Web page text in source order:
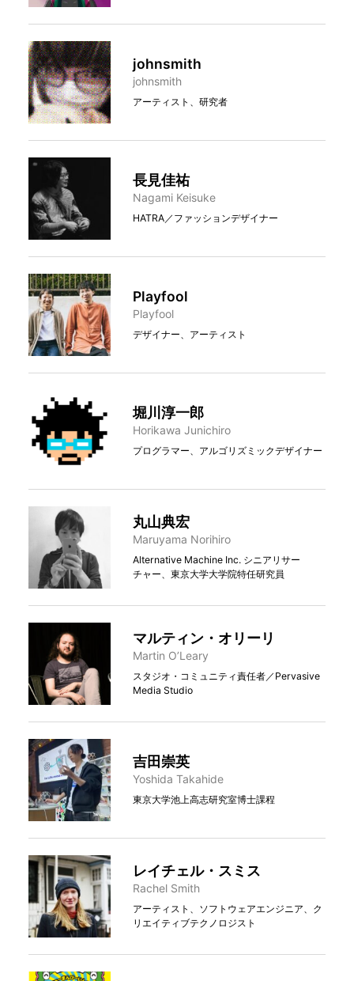
johnsmith
johnsmith
アーティスト、研究者
長見佳祐
Nagami Keisuke
HATRA／ファッションデザイナー
Playfool
Playfool
デザイナー、アーティスト
堀川淳⼀郎
Horikawa Junichiro
プログラマー、アルゴリズミックデザイナー
丸⼭典宏
Maruyama Norihiro
Alternative Machine Inc. シニアリサー
チャー、東京大学大学院特任研究員
マルティン・オリーリ
Martin O’Leary
スタジオ・コミュニティ責任者／Pervasive
Media Studio
吉田崇英
Yoshida Takahide
東京大学池上高志研究室博士課程
レイチェル・スミス
Rachel Smith
アーティスト、ソフトウェアエンジニア、ク
リエイティブテクノロジスト